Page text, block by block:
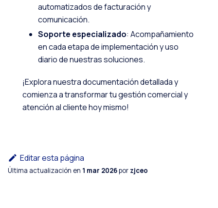
automatizados de facturación y
comunicación.
Soporte especializado: Acompañamiento
en cada etapa de implementación y uso
diario de nuestras soluciones.
¡Explora nuestra documentación detallada y
comienza a transformar tu gestión comercial y
atención al cliente hoy mismo!
Editar esta página
Última actualización en 1 mar 2026por zjceo